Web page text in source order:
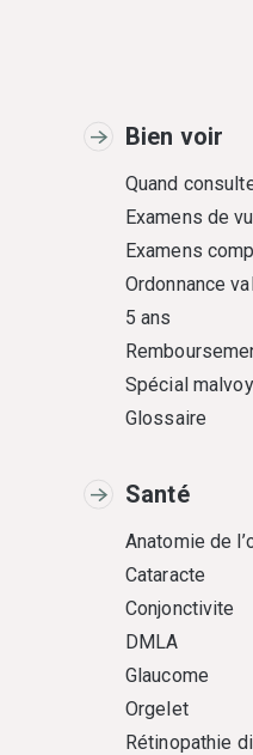
Bien voir
Quand
Examens de
Examens
Ordonnance
5 ans
Spécial
Glossaire
Santé
Anatomie de
Cataracte
Conjonctivite
DMLA
Glaucome
Orgelet
Rétinopathie